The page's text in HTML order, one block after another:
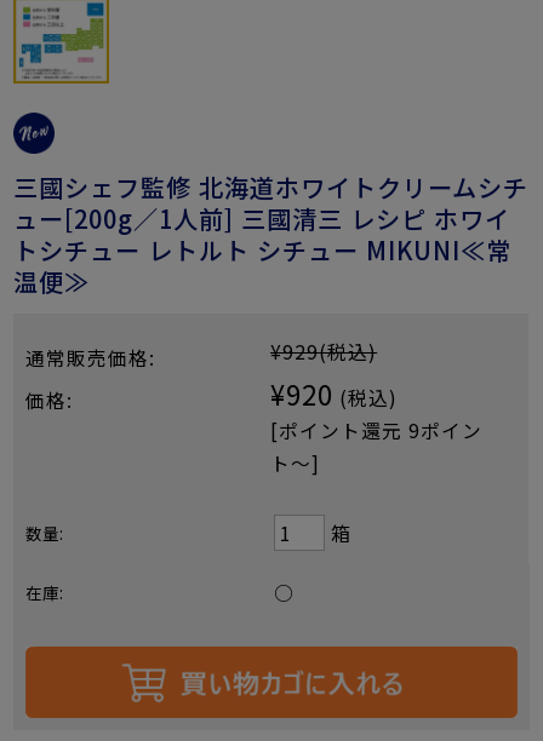
三國シェフ監修 北海道ホワイトクリームシチ
ュー[200g／1人前] 三國清三 レシピ ホワイ
トシチュー レトルト シチュー MIKUNI≪常
温便≫
通常販売価格: ¥929(税込)
価格:
¥920 (税込)
[ポイント還元 9ポイン
ト〜]
数量: 箱
在庫: ○